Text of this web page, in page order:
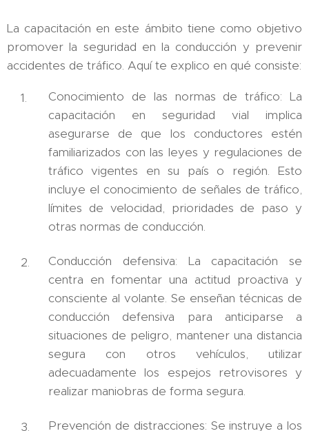
La capacitación en este ámbito tiene como objetivo
promover la seguridad en la conducción y prevenir
accidentes de tráfico. Aquí te explico en qué consiste:
Conocimiento de las normas de tráfico: La
capacitación en seguridad vial implica
asegurarse de que los conductores estén
familiarizados con las leyes y regulaciones de
tráfico vigentes en su país o región. Esto
incluye el conocimiento de señales de tráfico,
límites de velocidad, prioridades de paso y
otras normas de conducción.
Conducción defensiva: La capacitación se
centra en fomentar una actitud proactiva y
consciente al volante. Se enseñan técnicas de
conducción defensiva para anticiparse a
situaciones de peligro, mantener una distancia
segura con otros vehículos, utilizar
adecuadamente los espejos retrovisores y
realizar maniobras de forma segura.
Prevención de distracciones: Se instruye a los